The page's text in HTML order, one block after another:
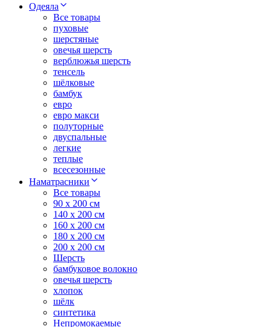
Одеяла
Все товары
пуховые
шерстяные
овечья шерсть
верблюжья шерсть
тенсель
шёлковые
бамбук
евро
евро макси
полуторные
двуспальные
легкие
теплые
всесезонные
Наматрасники
Все товары
90 x 200 см
140 x 200 см
160 x 200 см
180 x 200 см
200 x 200 см
Шерсть
бамбуковое волокно
овечья шерсть
хлопок
шёлк
синтетика
Непромокаемые